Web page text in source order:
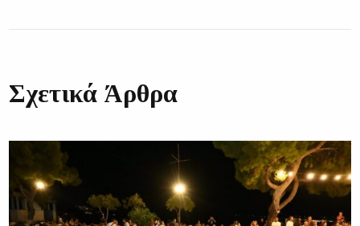
Σχετικά Άρθρα